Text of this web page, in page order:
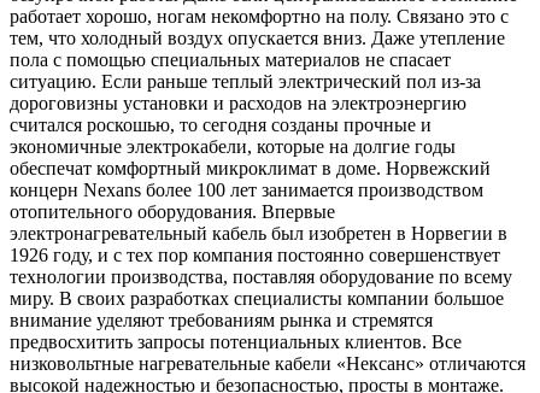
работает хорошо, ногам некомфортно на полу. Связано это с
тем, что холодный воздух опускается вниз. Даже утепление
пола с помощью специальных материалов не спасает
ситуацию. Если раньше теплый электрический пол из-за
дороговизны установки и расходов на электроэнергию
считался роскошью, то сегодня созданы прочные и
экономичные электрокабели, которые на долгие годы
обеспечат комфортный микроклимат в доме. Норвежский
концерн Nexans более 100 лет занимается производством
отопительного оборудования. Впервые
электронагревательный кабель был изобретен в Норвегии в
1926 году, и с тех пор компания постоянно совершенствует
технологии производства, поставляя оборудование по всему
миру. В своих разработках специалисты компании большое
внимание уделяют требованиям рынка и стремятся
предвосхитить запросы потенциальных клиентов. Все
низковольтные нагревательные кабели «Нексанс» отличаются
высокой надежностью и безопасностью, просты в монтаже.